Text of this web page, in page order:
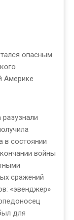
опасным
Америке
в состоянии
войны
сражений
«эвенджер»
для